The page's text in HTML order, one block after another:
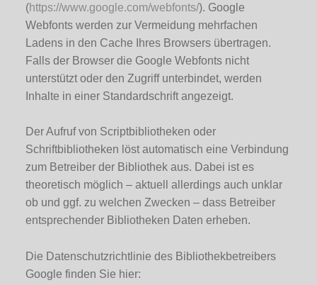
(https://www.google.com/webfonts/). Google
Webfonts werden zur Vermeidung mehrfachen
Ladens in den Cache Ihres Browsers übertragen.
Falls der Browser die Google Webfonts nicht
unterstützt oder den Zugriff unterbindet, werden
Inhalte in einer Standardschrift angezeigt.
Der Aufruf von Scriptbibliotheken oder
Schriftbibliotheken löst automatisch eine Verbindung
zum Betreiber der Bibliothek aus. Dabei ist es
theoretisch möglich – aktuell allerdings auch unklar
ob und ggf. zu welchen Zwecken – dass Betreiber
entsprechender Bibliotheken Daten erheben.
Die Datenschutzrichtlinie des Bibliothekbetreibers
Google finden Sie hier: